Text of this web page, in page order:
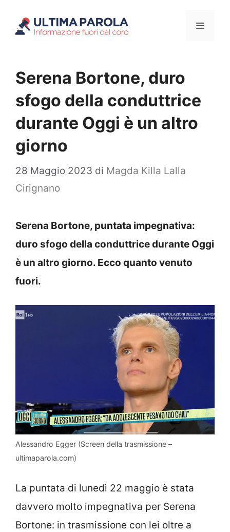
Menu
Serena Bortone, duro
sfogo della conduttrice
durante Oggi è un altro
giorno
28 Maggio 2023 di Magda Killa Lalla
Cirignano
Serena Bortone, puntata impegnativa:
duro sfogo della conduttrice durante Oggi
è un altro giorno. Ecco quanto venuto
fuori.
Alessandro Egger (Screen della trasmissione –
ultimaparola.com)
La puntata di lunedì 22 maggio è stata
davvero molto impegnativa per Serena
Bortone: in trasmissione con lei oltre a